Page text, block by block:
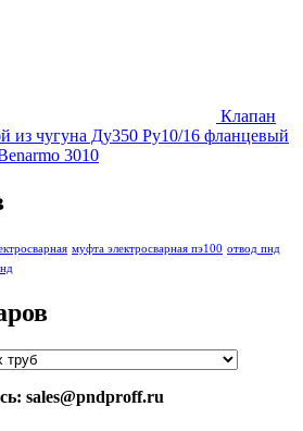
Клапан
из чугуна Ду350 Ру10/16 фланцевый
3010
муфта электросварная пэ100 отвод пнд
sales@pndproff.ru